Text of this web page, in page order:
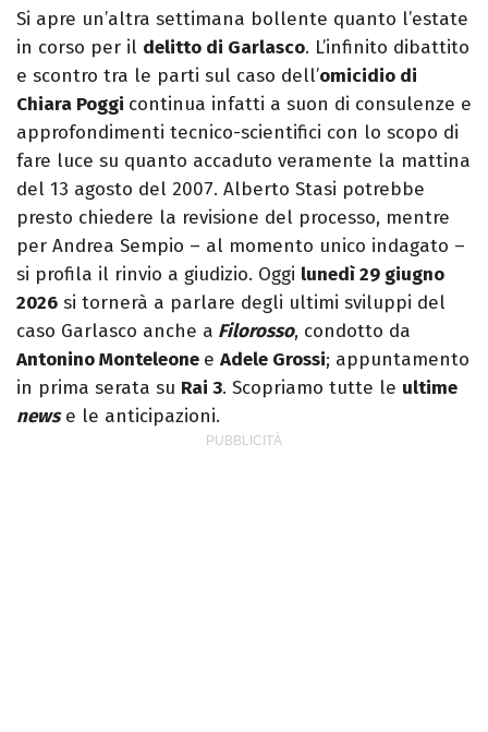
Pixar).
Si apre un’altra settimana bollente quanto l’estate
in corso per il delitto di Garlasco. L’infinito dibattito
e scontro tra le parti sul caso dell’omicidio di
Chiara Poggi continua infatti a suon di consulenze e
approfondimenti tecnico-scientifici con lo scopo di
fare luce su quanto accaduto veramente la mattina
del 13 agosto del 2007. Alberto Stasi potrebbe
presto chiedere la revisione del processo, mentre
per Andrea Sempio – al momento unico indagato –
si profila il rinvio a giudizio. Oggi lunedì 29 giugno
2026 si tornerà a parlare degli ultimi sviluppi del
caso Garlasco anche a Filorosso, condotto da
Antonino Monteleone e Adele Grossi; appuntamento
in prima serata su Rai 3. Scopriamo tutte le ultime
newse le anticipazioni.